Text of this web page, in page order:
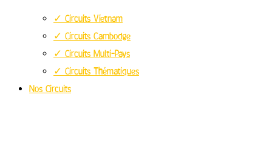
✓ Circuits Vietnam
✓ Circuits Cambodge
✓ Circuits Multi-Pays
✓ Circuits Thématiques
Nos Circuits